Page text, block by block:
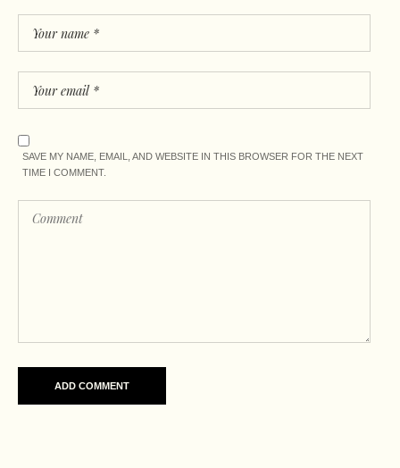
SAVE MY NAME, EMAIL, AND WEBSITE IN THIS BROWSER FOR THE NEXT
TIME I COMMENT.